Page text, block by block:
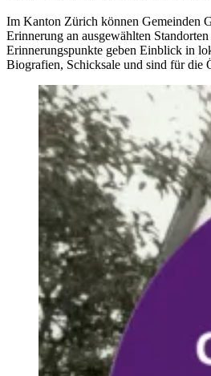
Im Kanton Zürich können Gemeinden
Erinnerung an ausgewählten
Erinnerungspunkte geben Einblick in
Biografien, Schicksale und sind für die